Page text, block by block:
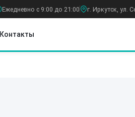
Ежедневно с 9:00 до 21:00 г. Иркутск, ул.
Контакты